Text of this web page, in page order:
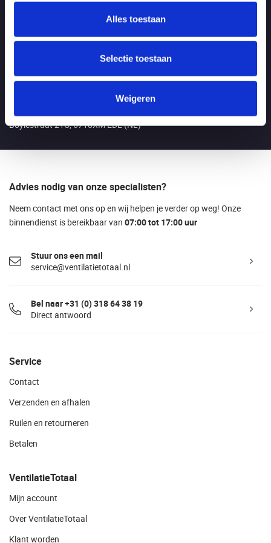
Alles toestaan
Selectie toestaan
Weigeren
Openingstijden
Van 7.00 - 17.00 uur
tussen 7.00 - 16.00!
Boylestraat 21C, 6718XM EDE (NL)
Advies nodig van onze specialisten?
Neem contact met ons op en wij helpen je verder op weg! Onze
binnendienst is bereikbaar van 07:00 tot 17:00 uur
Stuur ons een mail
service@ventilatietotaal.nl
Bel naar +31 (0) 318 64 38 19
Direct antwoord
Service
Contact
Verzenden en afhalen
Ruilen en retourneren
Betalen
VentilatieTotaal
Mijn account
Over VentilatieTotaal
Klant worden